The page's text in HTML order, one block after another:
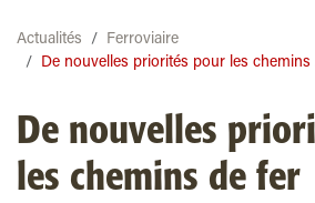
Actualités
Ferroviaire
De nouvelles priorités pour les chemins
De nouvelles
les chemins de fer